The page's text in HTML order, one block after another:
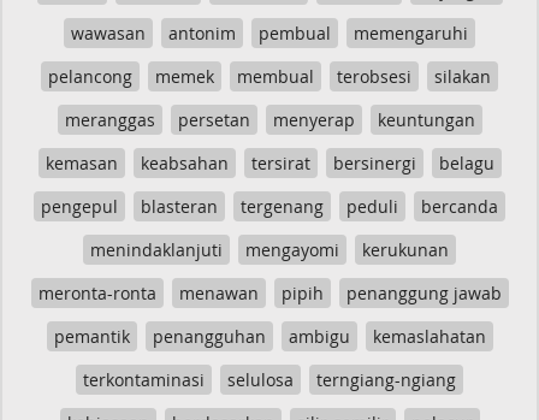
wawasan
antonim pembual
memengaruhi
pelancong
memek membual terobsesi
silakan
meranggas
persetan menyerap
keuntungan
kemasan
keabsahan tersirat bersinergi
belagu
pengepul
blasteran tergenang peduli
bercanda
menindaklanjuti
mengayomi
kerukunan
meronta-ronta
menawan pipih
penanggung jawab
pemantik
penangguhan ambigu
kemaslahatan
terkontaminasi
selulosa
terngiang-ngiang